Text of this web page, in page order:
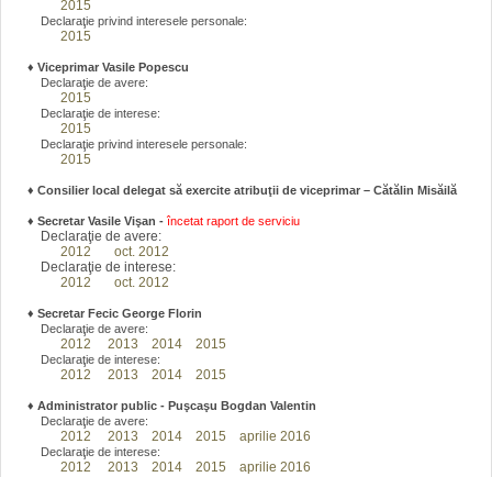
2015
Declaraţie privind interesele personale:
2015
♦ Viceprimar Vasile Popescu
Declaraţie de avere:
2015
Declaraţie de interese:
2015
Declaraţie privind interesele personale:
2015
♦ Consilier local delegat să exercite atribuţii de viceprimar – Cătălin Misăilă
♦ Secretar Vasile Vişan - încetat raport de serviciu
Declaraţie de avere:
2012
oct. 2012
Declaraţie de interese:
2012
oct. 2012
♦ Secretar Fecic George Florin
Declaraţie de avere:
2012 2013 2014 2015
Declaraţie de interese:
2012 2013 2014 2015
♦ Administrator public - Puşcaşu Bogdan Valentin
Declaraţie de avere:
2012 2013 2014 2015 aprilie 2016
Declaraţie de interese:
2012 2013 2014 2015 aprilie 2016